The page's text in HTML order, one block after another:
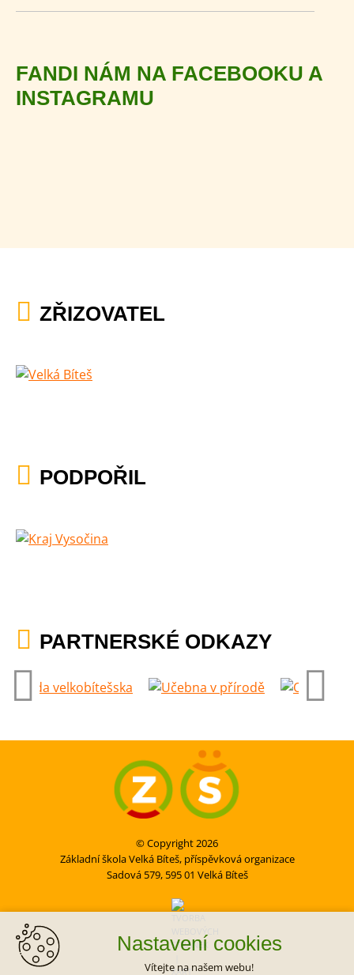
FANDI NÁM NA FACEBOOKU A
INSTAGRAMU
ZŘIZOVATEL
PODPOŘIL
PARTNERSKÉ ODKAZY
© Copyright 2026
Základní škola Velká Bíteš, příspěvková organizace
Sadová 579, 595 01 Velká Bíteš
Nastavení cookies
Vítejte na našem webu!